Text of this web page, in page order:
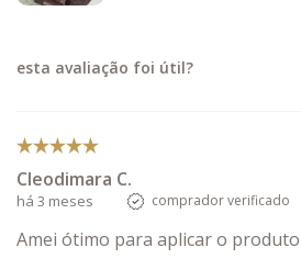
esta avaliação foi útil?
Cleodimara C.
há 3 meses comprador verificado
Amei ótimo para aplicar o produto